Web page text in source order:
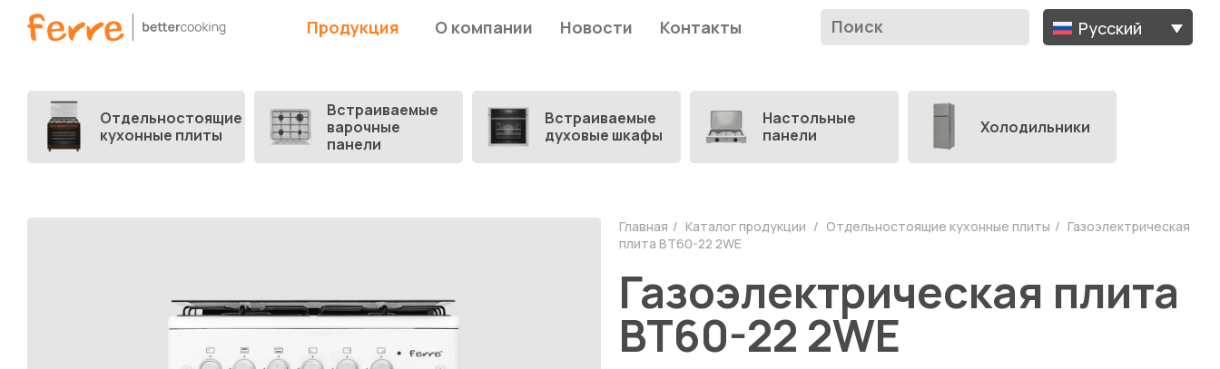
Продукция О компании Новости Контакты Русский
Отдельностоящие
кухонные плиты
Встраиваемые
варочные
панели
Встраиваемые
духовые шкафы
Настольные
панели
Холодильники
Главная Каталог продукции Отдельностоящие кухонные плиты
Газоэлектрическая
плита BT60-22 2WE
Газоэлектрическая плита
BT60-22 2WE